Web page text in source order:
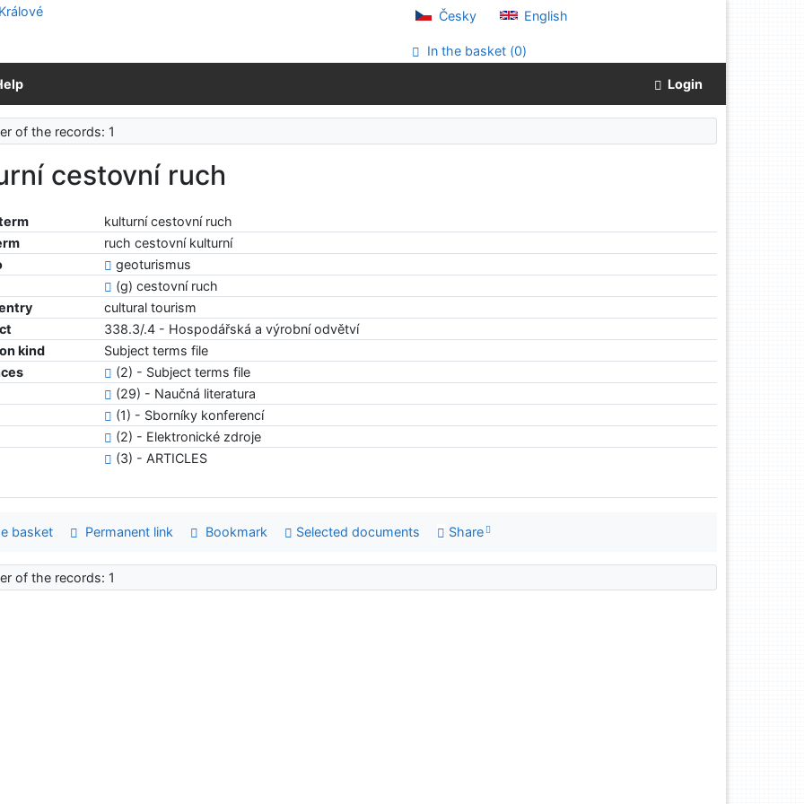
Česky English
In the basket (0)
Login
of the records: 1
cestovní ruch
kulturní cestovní ruch
ruch cestovní kulturní
geoturismus
(g) cestovní ruch
cultural tourism
338.3/.4 - Hospodářská a výrobní odvětví
kind
Subject terms file
(2) - Subject terms file
(29) - Naučná literatura
(1) - Sborníky konferencí
(2) - Elektronické zdroje
(3) - ARTICLES
basket Permanent link Bookmark Selected documents Share
of the records: 1